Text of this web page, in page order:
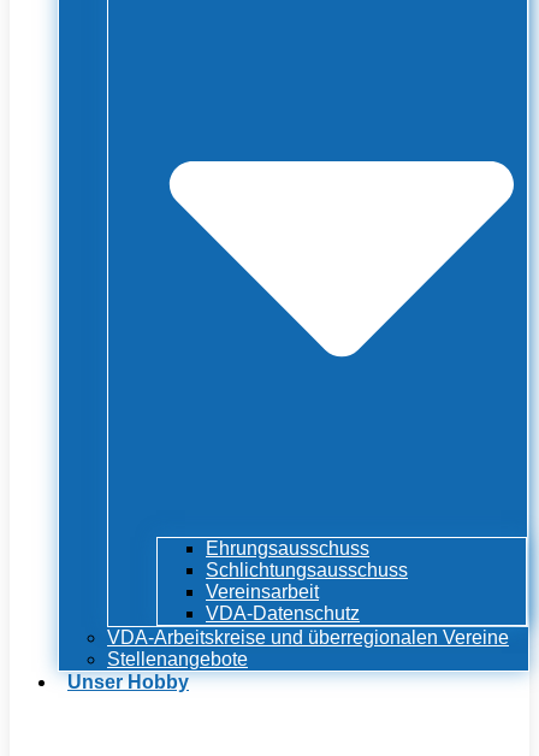
Ehrungsausschuss
Schlichtungsausschuss
Vereinsarbeit
VDA-Datenschutz
VDA-Arbeitskreise und überregionalen Vereine
Stellenangebote
Unser Hobby